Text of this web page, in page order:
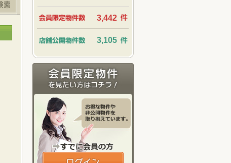
3,442
3,105